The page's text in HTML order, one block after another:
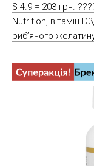
$ 4.9 = 203 грн.
Nutrition, вітамін
риб’ячого